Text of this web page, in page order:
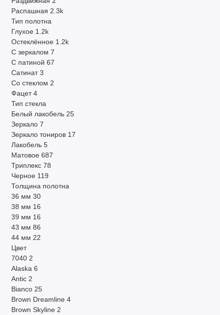
Распашная 2.3k
Тип полотна
Глухое 1.2k
Остеклённое 1.2k
С зеркалом 7
С патиной 67
Сатинат 3
Со стеклом 2
Фацет 4
Тип стекла
Белый лакобель 25
Зеркало 7
Зеркало тониров 17
Лакобель 5
Матовое 687
Триплекс 78
Черное 119
Толщина полотна
36 мм 30
38 мм 16
39 мм 16
43 мм 86
44 мм 22
Цвет
7040 2
Alaska 6
Antic 2
Bianco 25
Brown Dreamline 4
Brown Skyline 2